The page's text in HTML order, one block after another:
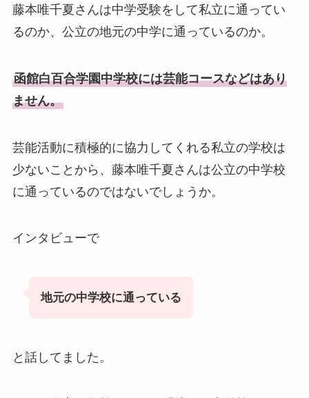
藤本唯千夏さんは中学受験をして私立に通ってい
るのか、公立の地元の中学に通っているのか。
函館白百合学園中学校には芸能コースなどはあり
ません。
芸能活動に積極的に協力してくれる私立の学校は
少ないことから、藤本唯千夏さんは公立の中学校
に通っているのではないでしょうか。
インタビューで
地元の中学校に通っている
と話してました。